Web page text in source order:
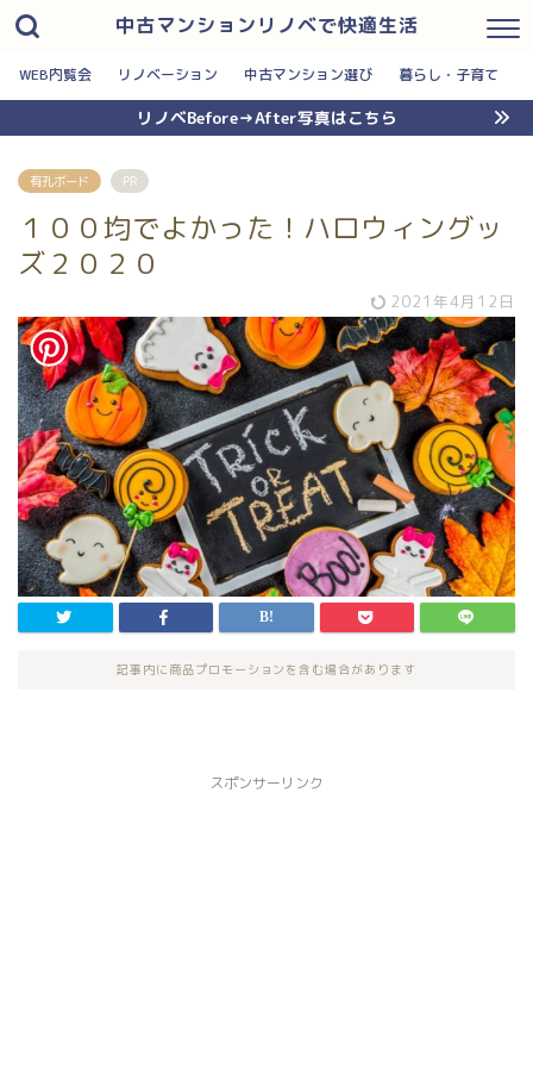
中古マンションリノベで快適生活
WEB内覧会 リノベーション 中古マンション選び 暮らし・子育て
リノベBefore→After写真はこちら
有孔ボード PR
１００均でよかった！ハロウィングッ
ズ２０２０
2021年4月12日
記事内に商品プロモーションを含む場合があります
スポンサーリンク